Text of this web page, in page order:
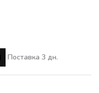
Поставка 3 дн.